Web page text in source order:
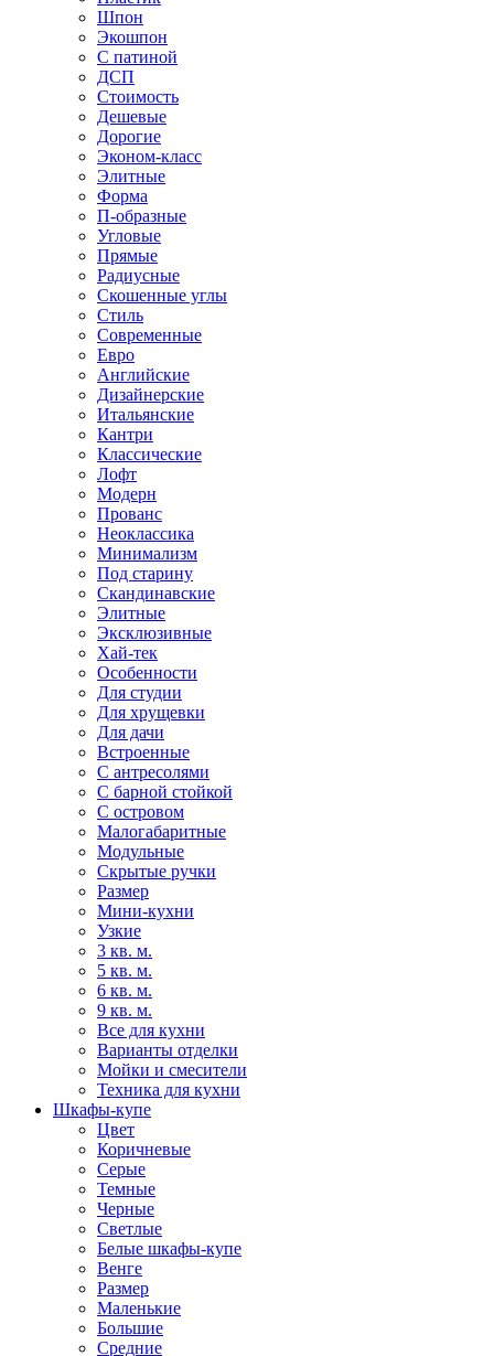
Шпон
Экошпон
С патиной
ДСП
Стоимость
Дешевые
Дорогие
Эконом-класс
Элитные
Форма
П-образные
Угловые
Прямые
Радиусные
Скошенные углы
Стиль
Современные
Евро
Английские
Дизайнерские
Итальянские
Кантри
Классические
Лофт
Модерн
Прованс
Неоклассика
Минимализм
Под старину
Скандинавские
Элитные
Эксклюзивные
Хай-тек
Особенности
Для студии
Для хрущевки
Для дачи
Встроенные
С антресолями
С барной стойкой
С островом
Малогабаритные
Модульные
Скрытые ручки
Размер
Мини-кухни
Узкие
3 кв. м.
5 кв. м.
6 кв. м.
9 кв. м.
Все для кухни
Варианты отделки
Мойки и смесители
Техника для кухни
Шкафы-купе
Цвет
Коричневые
Серые
Темные
Черные
Светлые
Белые шкафы-купе
Венге
Размер
Маленькие
Большие
Средние